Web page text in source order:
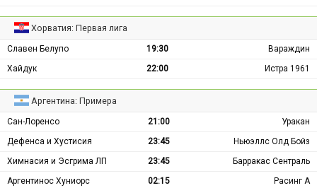
Хорватия: Первая лига
Славен Белупо 19:30
Вараждин
Хайдук
22:00 Истра 1961
Аргентина: Примера
Сан-Лоренсо 21:00
Уракан
Дефенса и Хустисия
23:45
Ньюэллс Олд Бойз
Химнасия и Эсгрима ЛП
23:45
Барракас Сентраль
Аргентинос Хуниорс
02:15 Расинг А